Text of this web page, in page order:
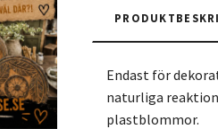
Endast för
naturliga
plastblommor.